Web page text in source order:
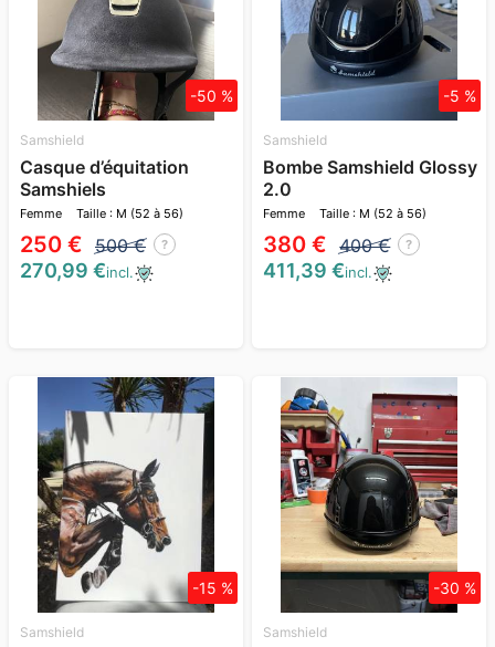
Samshield
Casque d’équitation
Samshiels
Femme Taille : M (52 à 56)
250 € 500 € ?
-50 %
270,99 €incl.
Samshield
Bombe Samshield Glossy
2.0
Femme Taille : M (52 à 56)
380 € 400 € ?
-5 %
411,39 €incl.
Samshield
-15 %
Samshield
-30 %